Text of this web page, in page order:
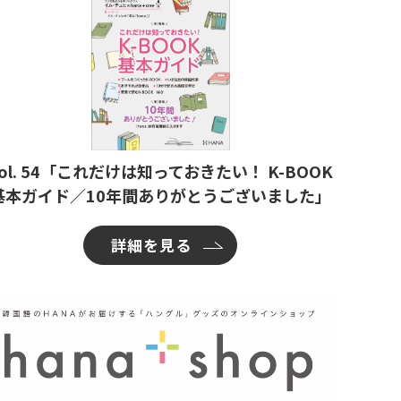
54「これだけは知っておきたい！ K-BOOK
本ガイド／10年間ありがとうございました」
詳細を見る